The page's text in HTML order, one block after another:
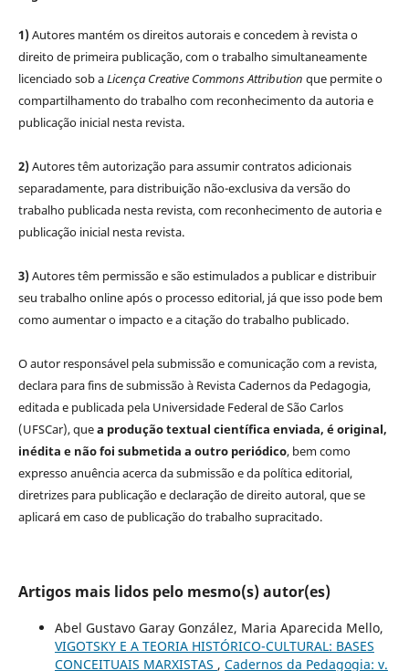
1)Autores mantém os direitos autorais e concedem à revista o
direito de primeira publicação, com o trabalho simultaneamente
licenciado sob aLicença Creative Commons Attribution que permite o
compartilhamento do trabalho com reconhecimento da autoria e
publicação inicial nesta revista.
2)Autores têm autorização para assumir contratos adicionais
separadamente, para distribuição não-exclusiva da versão do
trabalho publicada nesta revista, com reconhecimento de autoria e
publicação inicial nesta revista.
3)Autores têm permissão e são estimulados a publicar e distribuir
seu trabalho online após o processo editorial, já que isso pode bem
como aumentar o impacto e a citação do trabalho publicado.
O autor responsável pela submissão e comunicação com a revista,
declara para fins de submissão à Revista Cadernos da Pedagogia,
editada e publicada pela Universidade Federal de São Carlos
(UFSCar), quea produção textual científica enviada, é original,
inédita e não foi submetida a outro periódico, bem como
expresso anuência acerca da submissão e da política editorial,
diretrizes para publicação e declaração de direito autoral, que se
aplicará em caso de publicação do trabalho supracitado.
Artigos mais lidos pelo mesmo(s) autor(es)
Abel Gustavo Garay González, Maria Aparecida Mello,
VIGOTSKY E A TEORIA HISTÓRICO-CULTURAL: BASES
CONCEITUAIS MARXISTAS , Cadernos da Pedagogia: v.